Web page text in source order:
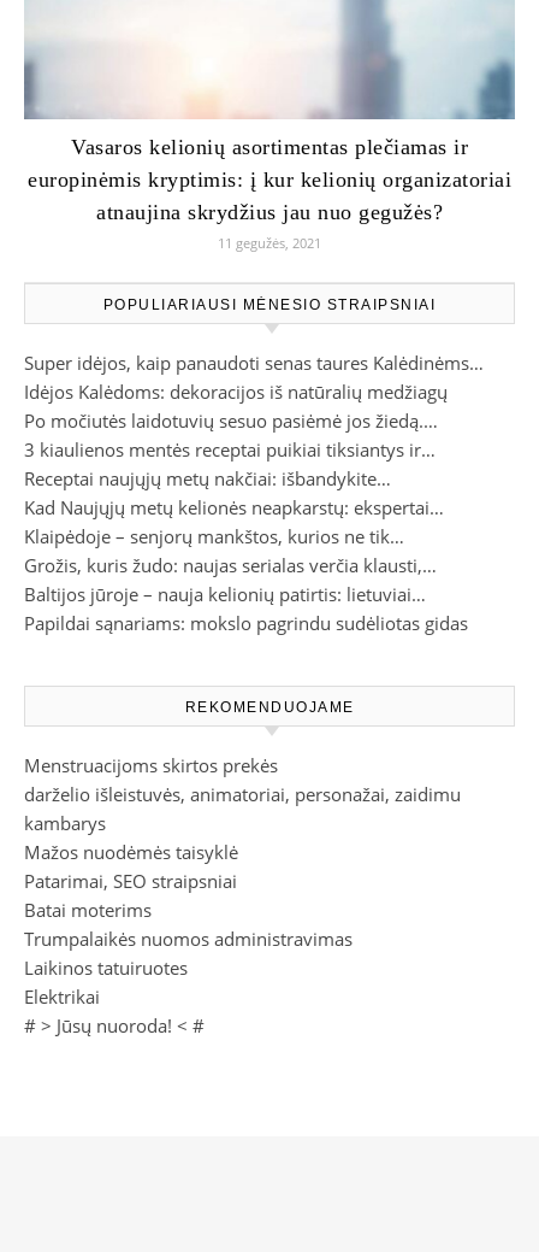
Vasaros kelionių asortimentas plečiamas ir
europinėmis kryptimis: į kur kelionių organizatoriai
atnaujina skrydžius jau nuo gegužės?
11 gegužės, 2021
POPULIARIAUSI MĖNESIO STRAIPSNIAI
Super idėjos, kaip panaudoti senas taures Kalėdinėms…
Idėjos Kalėdoms: dekoracijos iš natūralių medžiagų
Po močiutės laidotuvių sesuo pasiėmė jos žiedą.…
3 kiaulienos mentės receptai puikiai tiksiantys ir…
Receptai naujųjų metų nakčiai: išbandykite…
Kad Naujųjų metų kelionės neapkarstų: ekspertai…
Klaipėdoje – senjorų mankštos, kurios ne tik…
Grožis, kuris žudo: naujas serialas verčia klausti,…
Baltijos jūroje – nauja kelionių patirtis: lietuviai…
Papildai sąnariams: mokslo pagrindu sudėliotas gidas
REKOMENDUOJAME
Menstruacijoms skirtos prekės
darželio išleistuvės, animatoriai, personažai, zaidimu
kambarys
Mažos nuodėmės taisyklė
Patarimai, SEO straipsniai
Batai moterims
Trumpalaikės nuomos administravimas
Laikinos tatuiruotes
Elektrikai
# > Jūsų nuoroda! < #